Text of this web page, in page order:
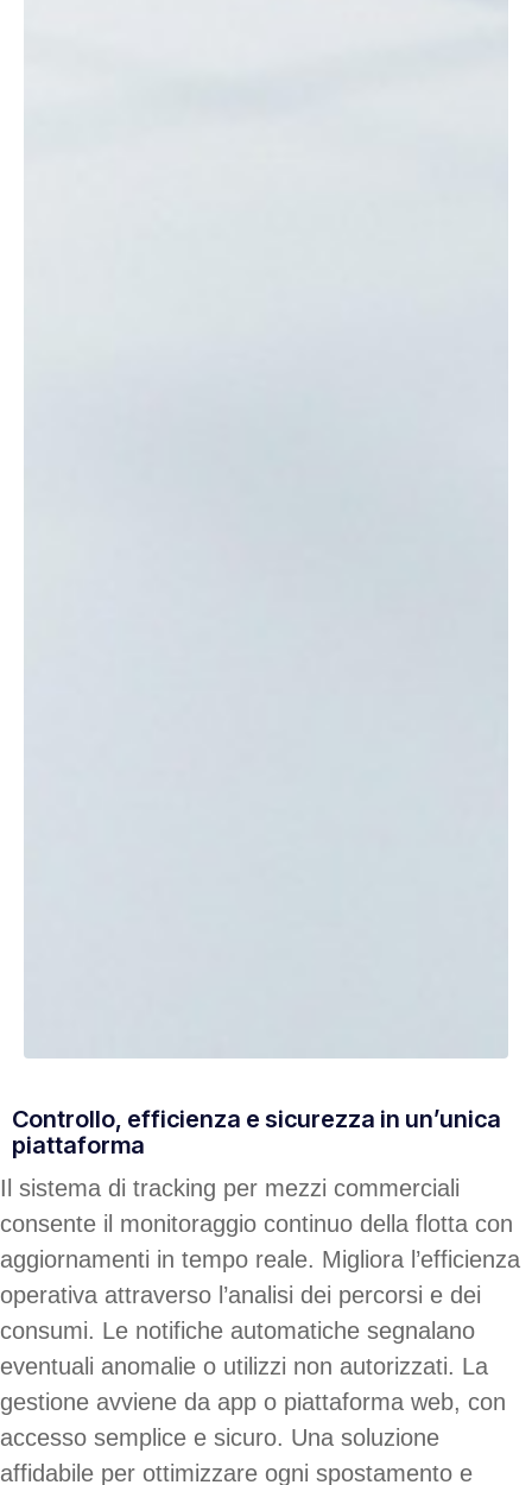
Controllo, efficienza e sicurezza in un’unica
piattaforma
Il sistema di tracking per mezzi commerciali
consente il monitoraggio continuo della flotta con
aggiornamenti in tempo reale. Migliora l’efficienza
operativa attraverso l’analisi dei percorsi e dei
consumi. Le notifiche automatiche segnalano
eventuali anomalie o utilizzi non autorizzati. La
gestione avviene da app o piattaforma web, con
accesso semplice e sicuro. Una soluzione
affidabile per ottimizzare ogni spostamento e